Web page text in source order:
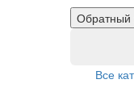
Обратный
Все